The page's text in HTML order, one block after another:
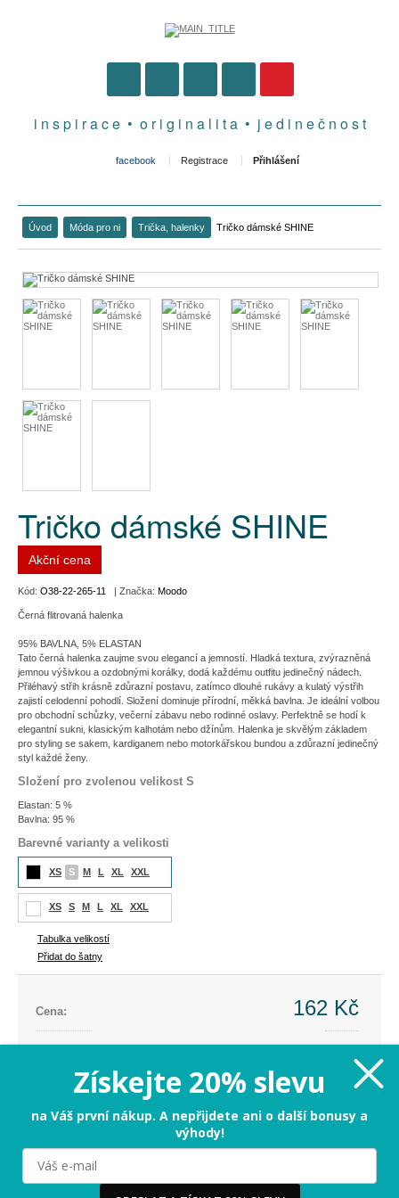
i n s p i r a c e • o r i g i n a l i t a • j e d i n e č n o s t
facebook Registrace Přihlášení
Úvod Móda pro ni Trička, halenky Tričko dámské SHINE
Tričko dámské SHINE
Akční cena
Kód: O38-22-265-11 | Značka: Moodo
Černá flitrovaná halenka
95% BAVLNA, 5% ELASTAN
Tato černá halenka zaujme svou elegancí a jemností. Hladká textura, zvýrazněná
jemnou výšivkou a ozdobnými korálky, dodá každému outfitu jedinečný nádech.
Přiléhavý střih krásně zdůrazní postavu, zatímco dlouhé rukávy a kulatý výstřih
zajistí celodenní pohodlí. Složení dominuje přírodní, měkká bavlna. Je ideální volbou
pro obchodní schůzky, večerní zábavu nebo rodinné oslavy. Perfektně se hodí k
elegantní sukni, klasickým kalhotám nebo džínům. Halenka je skvělým základem
pro styling se sakem, kardiganem nebo motorkářskou bundou a zdůrazní jedinečný
styl každé ženy.
Složení pro zvolenou velikost S
Elastan: 5 %
Bavlna: 95 %
Barevné varianty a velikosti
XS S M L XL XXL
XS S M L XL XXL
Tabulka velikostí
Přidat do šatny
Cena: 162 Kč
-437 Kč (-73%)
PŘIDAT DO KOŠÍKU
Milujeme cookies!
Získejte 20% slevu
na Váš první nákup. A nepřijdete ani o další bonusy a
výhody!